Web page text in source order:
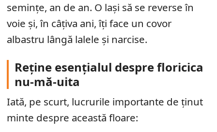
semințe, an de an. O lași să se reverse în
voie și, în câțiva ani, îți face un covor
albastru lângă lalele și narcise.
Reține esențialul despre floricica
nu-mă-uita
Iată, pe scurt, lucrurile importante de ținut
minte despre această floare: